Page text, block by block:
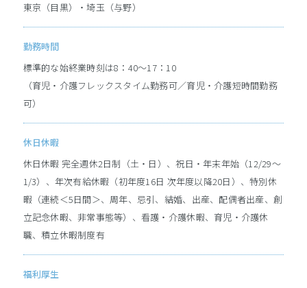
ソフィアインターンシップの魅力
2daysインターンシップ情報
参加者座談会
採用情報
新卒採用募集要項
障がい者採用募集要項
経験者採用募集要項
コーポレートサイト
東京（目黒）・埼玉（与野）
勤務時間
標準的な始終業時刻は8：40～17：10
（育児・介護フレックスタイム勤務可／育児・介護短時間勤務
可）
休日休暇
休日休暇 完全週休2日制（土・日）、祝日・年末年始（12/29～
1/3）、年次有給休暇（初年度16日 次年度以降20日）、特別休
暇（連続＜5日間＞、周年、忌引、結婚、出産、配偶者出産、創
立記念休暇、非常事態等）、看護・介護休暇、育児・介護休
職、積立休暇制度有
福利厚生